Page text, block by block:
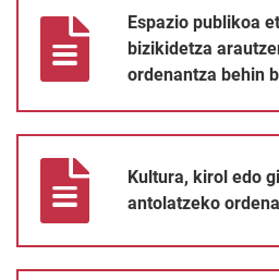
Espazio publikoa
bizikidetza
ordenantza behin
Kultura, kirol edo
antolatzeko